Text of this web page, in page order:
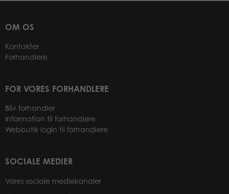
OM OS
Kontakter
Forhandlere
FOR VORES FORHANDLERE
Bliv forhandler
Information til forhandlere
Webbutik login til forhandlere
SOCIALE MEDIER
Vores sociale mediekanaler